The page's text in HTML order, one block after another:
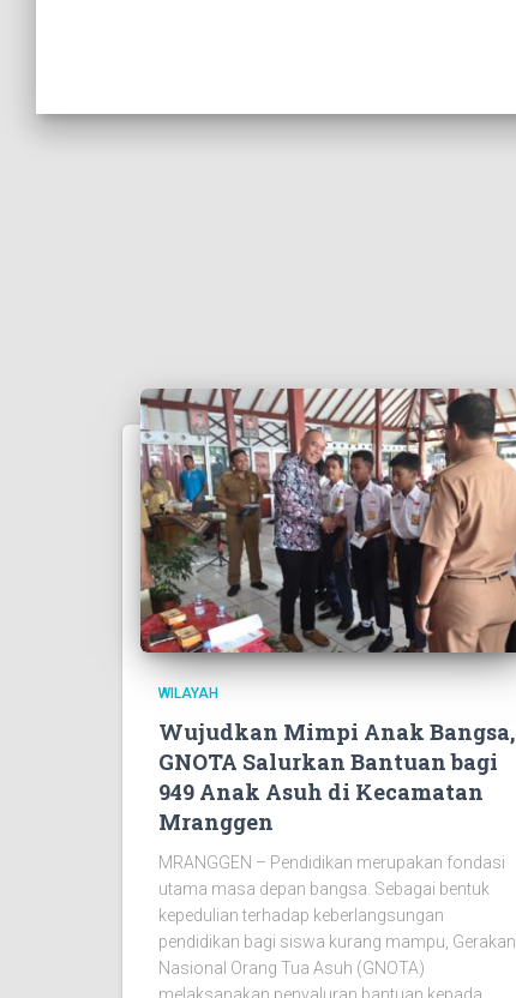
WILAYAH
Wujudkan Mimpi Anak Bangsa,
GNOTA Salurkan Bantuan bagi
949 Anak Asuh di Kecamatan
Mranggen
MRANGGEN – Pendidikan merupakan fondasi
utama masa depan bangsa. Sebagai bentuk
kepedulian terhadap keberlangsungan
pendidikan bagi siswa kurang mampu, Gerakan
Nasional Orang Tua Asuh (GNOTA)